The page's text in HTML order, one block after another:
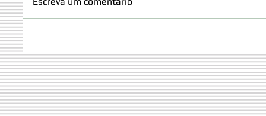
nas Olimpíadas Internacionais
das Ciências da Terra 2026